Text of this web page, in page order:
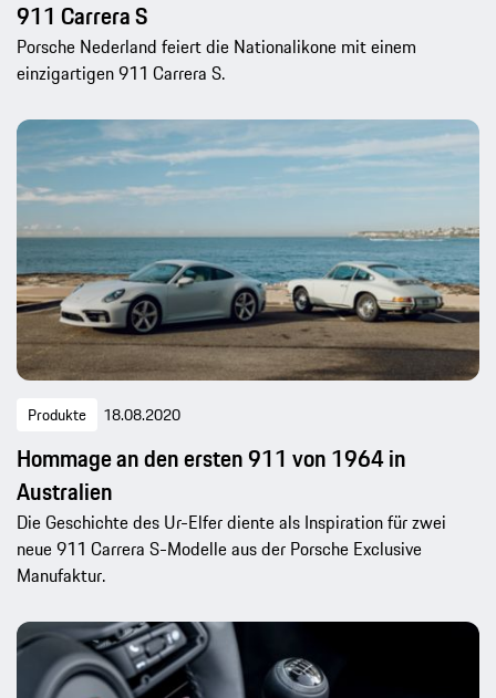
911 Carrera S
Porsche Nederland feiert die Nationalikone mit einem
einzigartigen 911 Carrera S.
Produkte 18.08.2020
Hommage an den ersten 911 von 1964 in
Australien
Die Geschichte des Ur-Elfer diente als Inspiration für zwei
neue 911 Carrera S-Modelle aus der Porsche Exclusive
Manufaktur.